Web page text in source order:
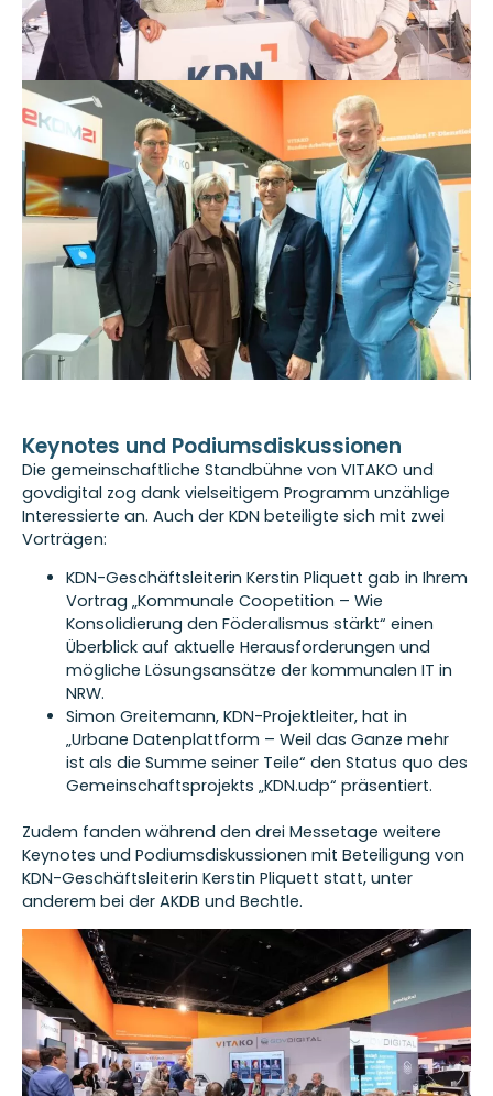
Keynotes und Podiumsdiskussionen
Die gemeinschaftliche Standbühne von VITAKO und
govdigital zog dank vielseitigem Programm unzählige
Interessierte an. Auch der KDN beteiligte sich mit zwei
Vorträgen:
KDN-Geschäftsleiterin Kerstin Pliquett gab in Ihrem
Vortrag „Kommunale Coopetition – Wie
Konsolidierung den Föderalismus stärkt“ einen
Überblick auf aktuelle Herausforderungen und
mögliche Lösungsansätze der kommunalen IT in
NRW.
Simon Greitemann, KDN-Projektleiter, hat in
„Urbane Datenplattform – Weil das Ganze mehr
ist als die Summe seiner Teile“ den Status quo des
Gemeinschaftsprojekts „KDN.udp“ präsentiert.
Zudem fanden während den drei Messetage weitere
Keynotes und Podiumsdiskussionen mit Beteiligung von
KDN-Geschäftsleiterin Kerstin Pliquett statt, unter
anderem bei der AKDB und Bechtle.